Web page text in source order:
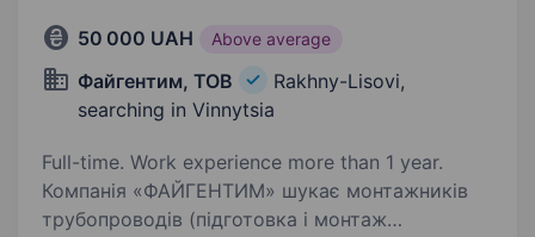
50 000 UAH Above average
Файгентим, ТОВ
Rakhny-Lisovi,
searching in Vinnytsia
Full-time. Work experience more than 1 year.
Компанія «ФАЙГЕНТИМ» шукає монтажників
трубопроводів (підготовка і монтаж